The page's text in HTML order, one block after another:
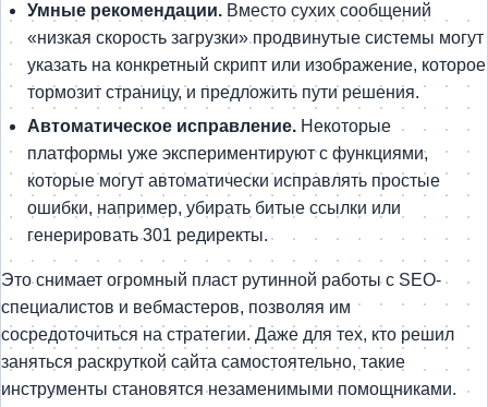
Умные рекомендации. Вместо сухих сообщений
«низкая скорость загрузки» продвинутые системы могут
указать на конкретный скрипт или изображение, которое
тормозит страницу, и предложить пути решения.
Автоматическое исправление. Некоторые
платформы уже экспериментируют с функциями,
которые могут автоматически исправлять простые
ошибки, например, убирать битые ссылки или
генерировать 301 редиректы.
Это снимает огромный пласт рутинной работы с SEO-
специалистов и вебмастеров, позволяя им
сосредоточиться на стратегии. Даже для тех, кто решил
заняться раскруткой сайта самостоятельно, такие
инструменты становятся незаменимыми помощниками.